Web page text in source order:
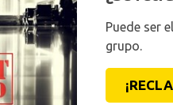
Puede ser
grupo.